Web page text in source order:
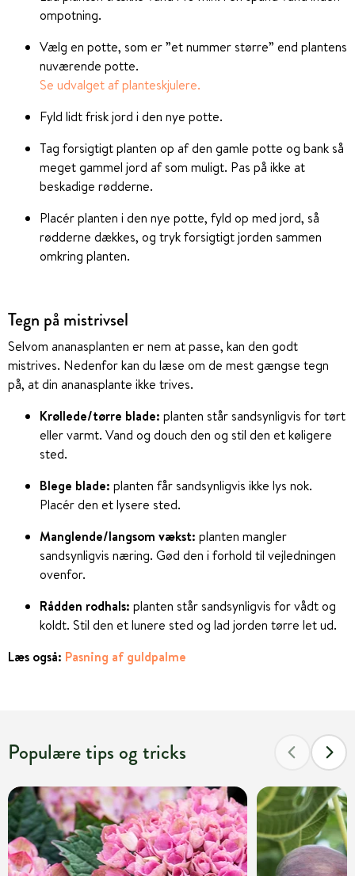
ompotning.
Vælg en potte, som er ”et nummer større” end plantens
nuværende potte.
Se udvalget af planteskjulere.
Fyld lidt frisk jord i den nye potte.
Tag forsigtigt planten op af den gamle potte og bank så
meget gammel jord af som muligt. Pas på ikke at
beskadige rødderne.
Placér planten i den nye potte, fyld op med jord, så
rødderne dækkes, og tryk forsigtigt jorden sammen
omkring planten.
Tegn på mistrivsel
Selvom ananasplanten er nem at passe, kan den godt
mistrives. Nedenfor kan du læse om de mest gængse tegn
på, at din ananasplante ikke trives.
Krøllede/tørre blade: planten står sandsynligvis for tørt
eller varmt. Vand og douch den og stil den et køligere
sted.
Blege blade: planten får sandsynligvis ikke lys nok.
Placér den et lysere sted.
Manglende/langsom vækst: planten mangler
sandsynligvis næring. Gød den i forhold til vejledningen
ovenfor.
Rådden rodhals: planten står sandsynligvis for vådt og
koldt. Stil den et lunere sted og lad jorden tørre let ud.
Læs også: Pasning af guldpalme
Populære tips og tricks